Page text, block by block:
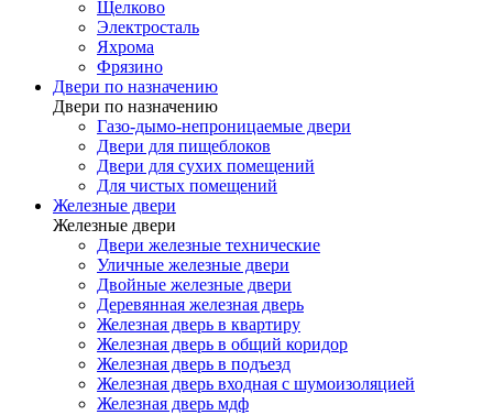
Щелково
Электросталь
Яхрома
Фрязино
Двери по назначению
Двери по назначению
Газо-дымо-непроницаемые двери
Двери для пищеблоков
Двери для сухих помещений
Для чистых помещений
Железные двери
Железные двери
Двери железные технические
Уличные железные двери
Двойные железные двери
Деревянная железная дверь
Железная дверь в квартиру
Железная дверь в общий коридор
Железная дверь в подъезд
Железная дверь входная с шумоизоляцией
Железная дверь мдф